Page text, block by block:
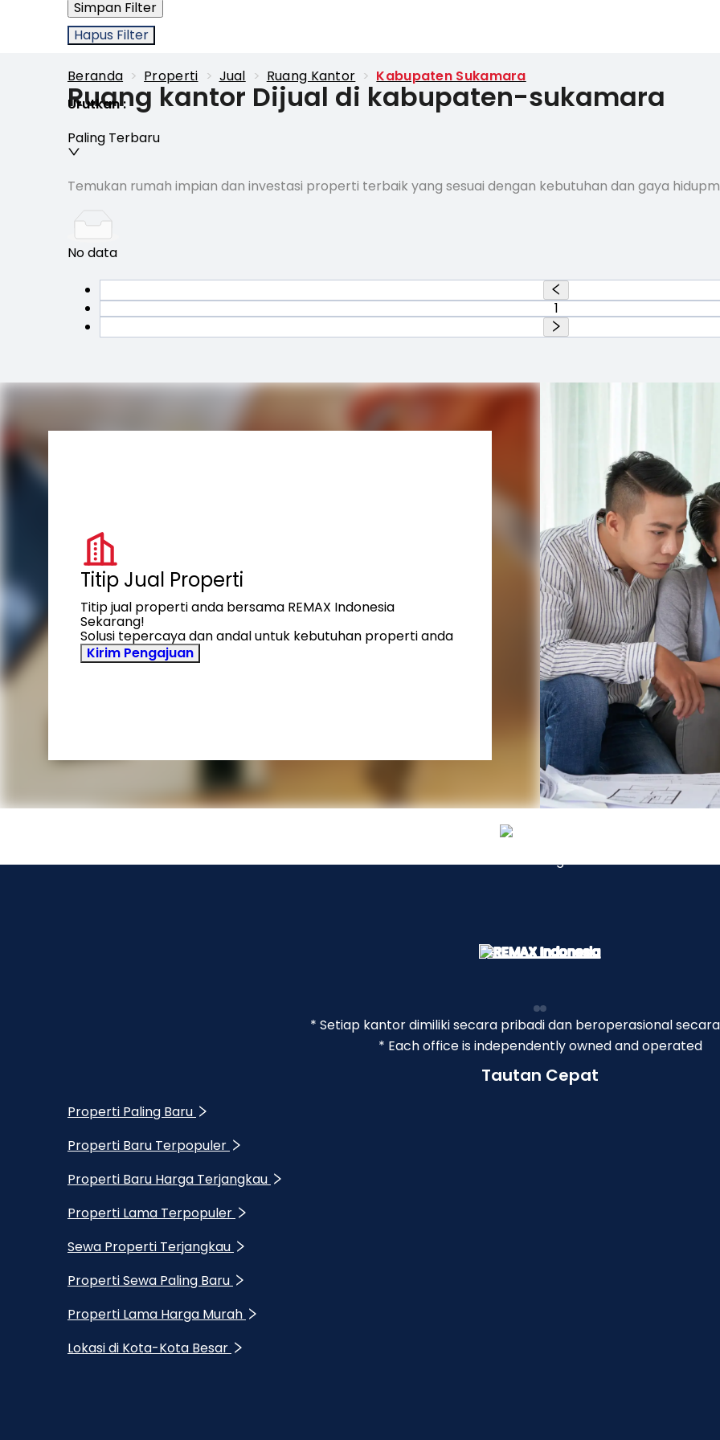
Simpan Filter
Hapus Filter
Beranda > Properti > Jual > Ruang Kantor > Kabupaten Sukamara
Ruang kantor Dijual di kabupaten-sukamara
Urutkan:
Paling Terbaru
Temukan rumah impian dan investasi properti terbaik yang sesuai dengan kebutuhan dan gaya
No data
1
Titip Jual Properti
Titip jual properti anda bersama REMAX Indonesia
Sekarang!
Solusi tepercaya dan andal untuk kebutuhan properti anda
Kirim Pengajuan
* Setiap kantor dimiliki secara pribadi dan beroperasional
* Each office is independently owned and operated
Tautan Cepat
Properti Paling Baru
Properti Baru Terpopuler
Properti Baru Harga Terjangkau
Properti Lama Terpopuler
Sewa Properti Terjangkau
Properti Sewa Paling Baru
Properti Lama Harga Murah
Lokasi di Kota-Kota Besar